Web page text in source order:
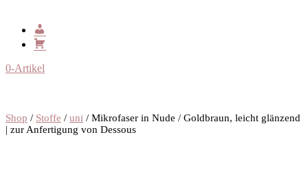
0-Artikel
Shop / Stoffe / uni / Mikrofaser in Nude / Goldbraun, leicht glänzend
| zur Anfertigung von Dessous